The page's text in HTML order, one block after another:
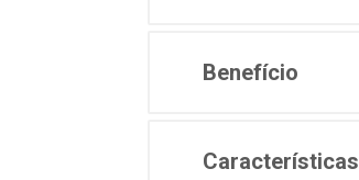
Benefício
Características